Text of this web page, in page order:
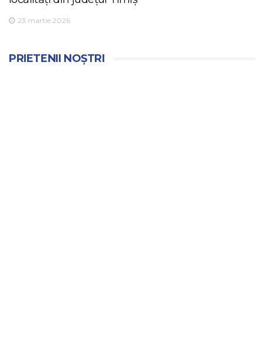
23 martie 2026
PRIETENII NOȘTRI